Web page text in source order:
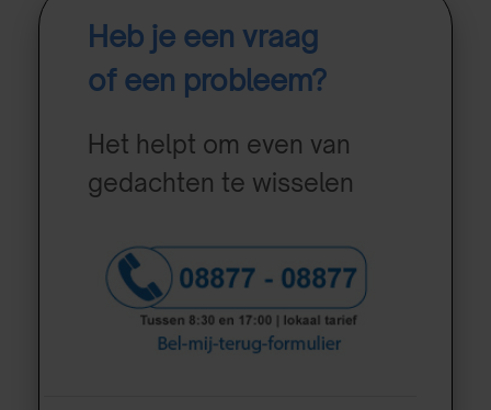
Heb je een vraag
of een probleem?
Het helpt om even van
gedachten te wisselen